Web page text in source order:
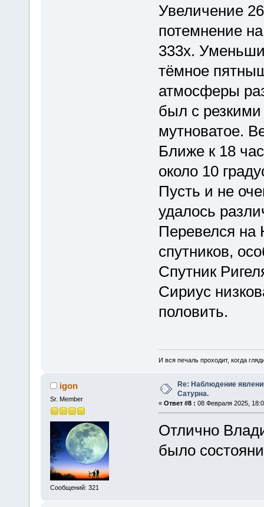
Увеличение
потемнение
333х.
тёмное
атмосферы
был с
мутноватое.
Ближе к 18
около 10
Пусть и не
удалось
Перевелся на
спутников,
Спутник
Сириус
половить.
И вся печаль проходит, когда
igon
Sr. Member
Сообщений: 321
Re: Наблюдение
Сатурна.
« Ответ #8 : 08 Февраля 2025,
Отлично
было